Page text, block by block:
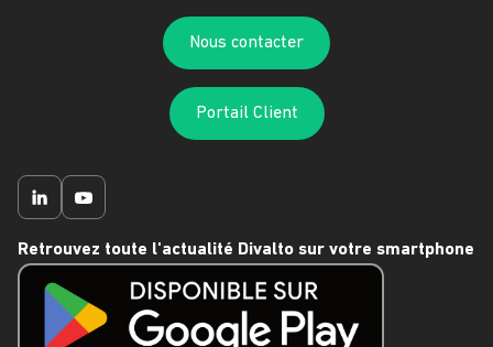
Nous contacter
Portail Client
Retrouvez toute l'actualité Divalto sur votre smartphone